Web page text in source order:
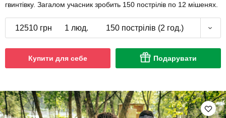
гвинтівку. Загалом учасник зробить 150 пострілів по 12 мішенях.
12510 грн 1 люд. 150 пострілів (2 год.)
Купити для себе Подарувати